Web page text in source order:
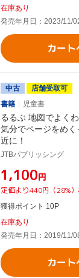
在庫あり
発売年月日：2023/11/
カート
中古
店舗受取可
書籍
児童書
るるぶ 地図でよく
気分でページをめ
近に！
JTBパブリッシング
¥1,100円
定価より440円（28%）
獲得ポイント 10P
在庫あり
発売年月日：2019/11/
カート